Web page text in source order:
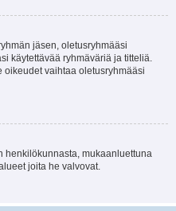
jäsen, oletusryhmääsi
käytettävää ryhmäväriä ja titteliä.
oikeudet vaihtaa oletusryhmääsi
henkilökunnasta, mukaanluettuna
joita he valvovat.